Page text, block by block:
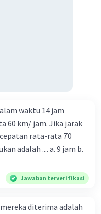
waktu 14 jam
60 km/ jam. Jika jarak
rata-rata 70
.... a. 9 jam b.
Jawaban terverifikasi
diterima adalah